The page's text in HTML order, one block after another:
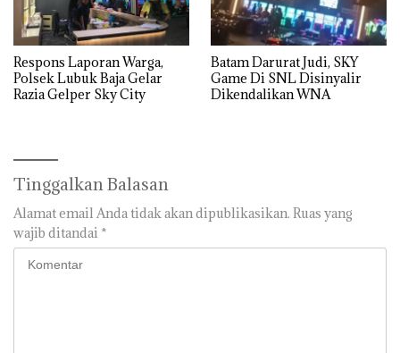
Respons Laporan Warga,
Polsek Lubuk Baja Gelar
Razia Gelper Sky City
Batam Darurat Judi, SKY
Game Di SNL Disinyalir
Dikendalikan WNA
Tinggalkan Balasan
Alamat email Anda tidak akan dipublikasikan. Ruas yang
wajib ditandai *